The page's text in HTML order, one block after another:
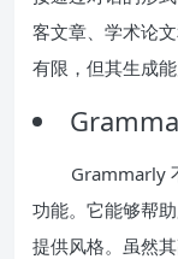
客文章、学术论
有限，但其生成
Grammarly
功能。它能够帮
提供风格。虽然